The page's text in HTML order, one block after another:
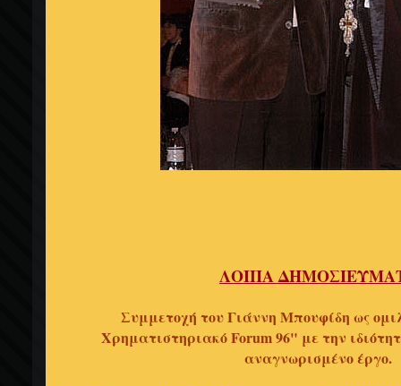
ΛΟΙΠΑ
Συμμετοχή του Γιάννη Μπουφίδη ως
Χρηματιστηριακό Forum 96" με την
αναγνωρισμένο έργο.